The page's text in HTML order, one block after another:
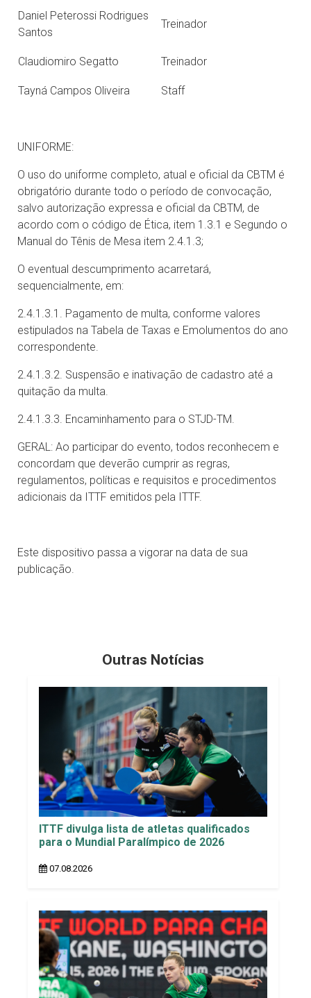
Daniel Peterossi Rodrigues
Santos
Treinador
Claudiomiro Segatto Treinador
Tayná Campos Oliveira Staff
UNIFORME:
O uso do uniforme completo, atual e oficial da CBTM é
obrigatório durante todo o período de convocação,
salvo autorização expressa e oficial da CBTM, de
acordo com o código de Ética, item 1.3.1 e Segundo o
Manual do Tênis de Mesa item 2.4.1.3;
O eventual descumprimento acarretará,
sequencialmente, em:
2.4.1.3.1. Pagamento de multa, conforme valores
estipulados na Tabela de Taxas e Emolumentos do ano
correspondente.
2.4.1.3.2. Suspensão e inativação de cadastro até a
quitação da multa.
2.4.1.3.3. Encaminhamento para o STJD-TM.
GERAL: Ao participar do evento, todos reconhecem e
concordam que deverão cumprir as regras,
regulamentos, políticas e requisitos e procedimentos
adicionais da ITTF emitidos pela ITTF.
Este dispositivo passa a vigorar na data de sua
publicação.
Outras Notícias
ITTF divulga lista de atletas qualificados
para o Mundial Paralímpico de 2026
07.08.2026